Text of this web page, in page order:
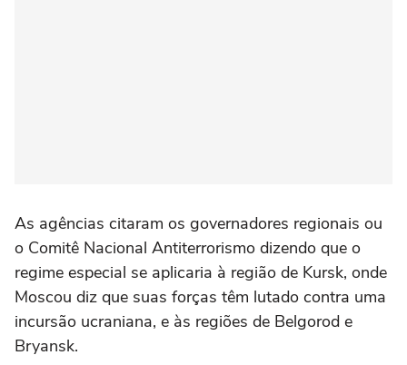
As agências citaram os governadores regionais ou
o Comitê Nacional Antiterrorismo dizendo que o
regime especial se aplicaria à região de Kursk, onde
Moscou diz que suas forças têm lutado contra uma
incursão ucraniana, e às regiões de Belgorod e
Bryansk.